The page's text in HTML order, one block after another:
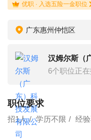
优职 · 入选五险一金职位
广东惠州仲恺区
汉姆尔斯（
6个职位正
职位要求
招1人 学历不限 经